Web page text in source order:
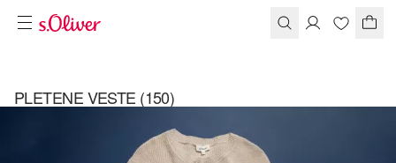
PLETENE VESTE (150)